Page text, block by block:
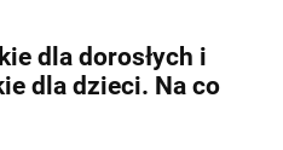
dla dorosłych i
dla dzieci. Na co